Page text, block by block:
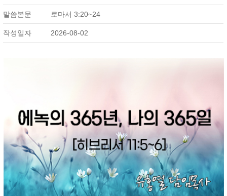
말씀본문 로마서 3:20~24
작성일자 2026-08-02